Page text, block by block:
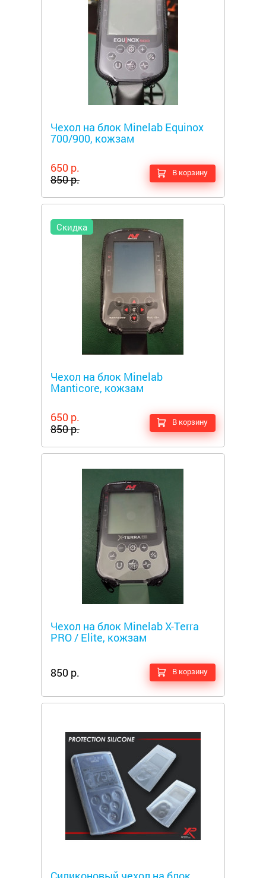
Чехол на блок Minelab Equinox
700/900, кожзам
650 р.
850 р.
В корзину
Скидка
Чехол на блок Minelab
Manticore, кожзам
650 р.
850 р.
В корзину
Чехол на блок Minelab X-Terra
PRO / Elite, кожзам
850 р. В корзину